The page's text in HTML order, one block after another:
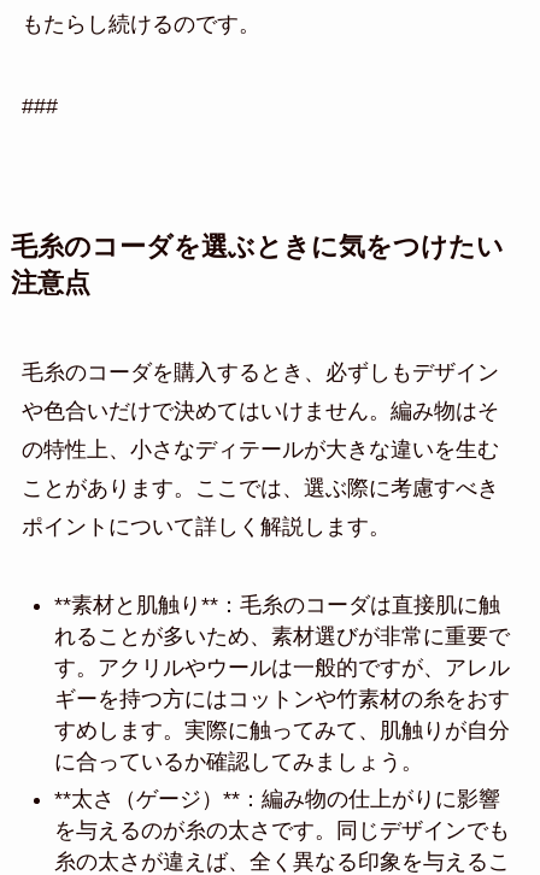
もたらし続けるのです。
###
毛糸のコーダを選ぶときに気をつけたい
注意点
毛糸のコーダを購入するとき、必ずしもデザイン
や色合いだけで決めてはいけません。編み物はそ
の特性上、小さなディテールが大きな違いを生む
ことがあります。ここでは、選ぶ際に考慮すべき
ポイントについて詳しく解説します。
**素材と肌触り**：毛糸のコーダは直接肌に触
れることが多いため、素材選びが非常に重要で
す。アクリルやウールは一般的ですが、アレル
ギーを持つ方にはコットンや竹素材の糸をおす
すめします。実際に触ってみて、肌触りが自分
に合っているか確認してみましょう。
**太さ（ゲージ）**：編み物の仕上がりに影響
を与えるのが糸の太さです。同じデザインでも
糸の太さが違えば、全く異なる印象を与えるこ